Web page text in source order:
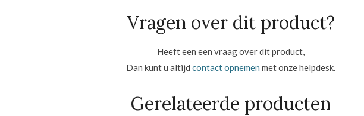
Vragen over dit product?
Heeft een een vraag over dit product,
Dan kunt u altijd contact opnemen met onze helpdesk.
Gerelateerde producten